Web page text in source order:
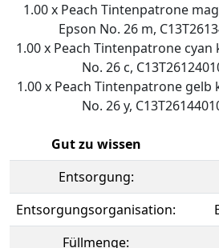
1.00 x Peach Tintenpatrone
Epson No. 26 m,
1.00 x Peach Tintenpatrone
No. 26 c,
1.00 x Peach Tintenpatrone gelb
No. 26 y,
Gut zu wissen
Entsorgung:
Entsorgungsorganisation:
Füllmenge: